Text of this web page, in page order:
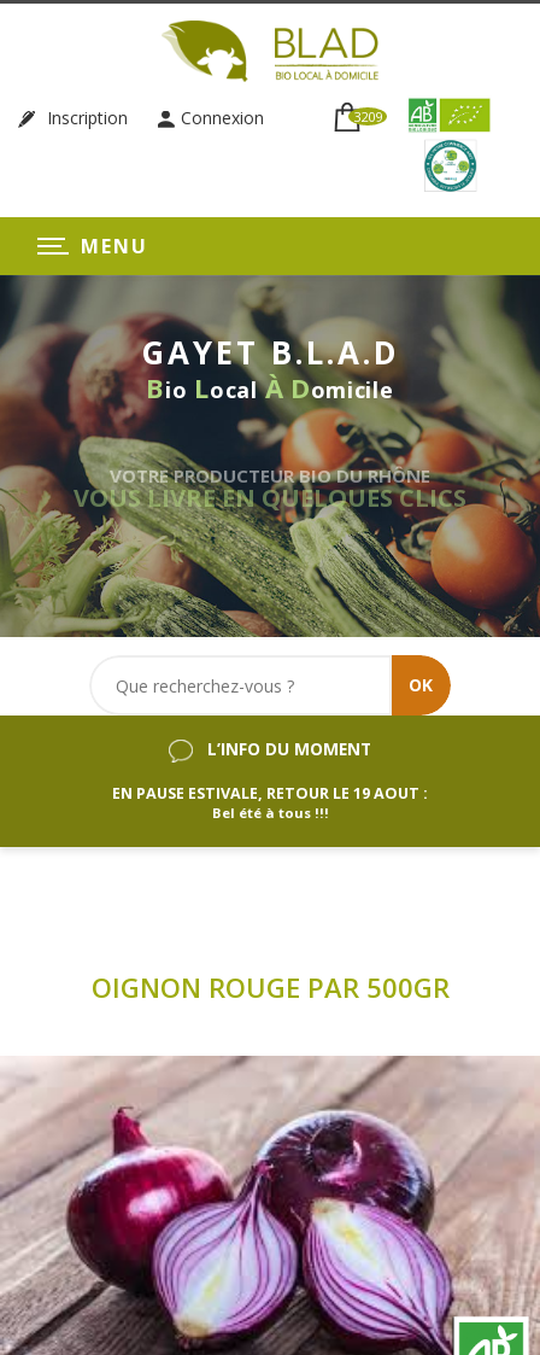
Inscription Connexion 3209
MENU
GAYET B.L.A.D
Bio LocalÀ Domicile
VOTRE PRODUCTEUR BIO DU RHÔNE
VOUS LIVRE EN QUELQUES CLICS
OK
L’INFO DU MOMENT
EN PAUSE ESTIVALE, RETOUR LE 19 AOUT :
Bel été à tous !!!
OIGNON ROUGE PAR 500GR